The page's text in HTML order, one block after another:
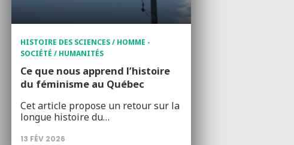
HISTOIRE DES SCIENCES / HOMME -
SOCIÉTÉ / HUMANITÉS
Ce que nous apprend l’histoire
du féminisme au Québec
Cet article propose un retour sur la
longue histoire du…
13 FÉV 2026